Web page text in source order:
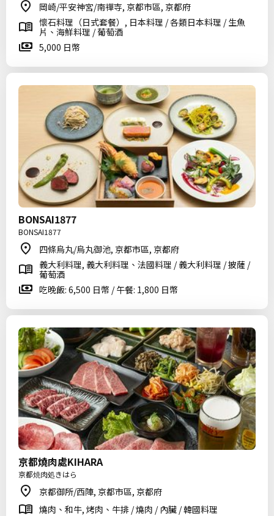
岡崎/平安神宮/南禪寺, 京都市區, 京都府
懷石料理（日式套餐）, 日本料理 / 各類日本料理 / 生魚
片、海鮮料理 / 葡萄酒
5,000 日幣
BONSAI1877
BONSAI1877
四條烏丸/烏丸御池, 京都市區, 京都府
義大利料理, 義大利料理、法國料理 / 義大利料理 / 披薩 /
葡萄酒
吃晚飯: 6,500 日幣 / 午餐: 1,800 日幣
京都燒肉處KIHARA
京都焼肉処きはら
京都御所/西陣, 京都市區, 京都府
燒肉、和牛, 烤肉、牛排 / 燒肉 / 內臟 / 韓國料理